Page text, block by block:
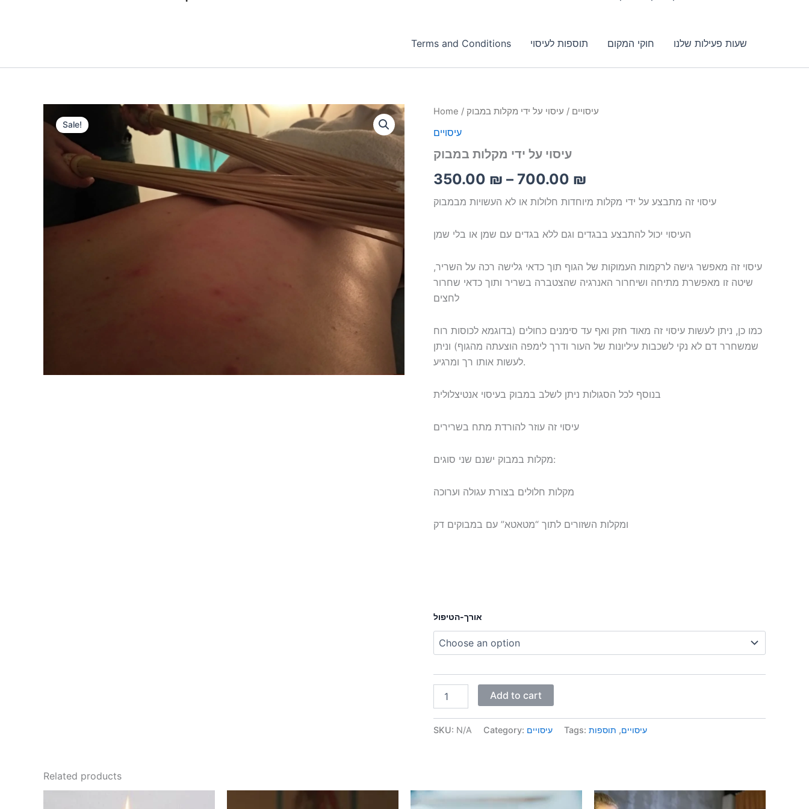
Terms and Conditions תוספות לעיסוי חוקי המקום שעות פעילות שלנו
Sale!
Home / עיסויים / עיסוי על ידי מקלות במבוק
עיסויים
עיסוי על ידי מקלות במבוק
350.00 ₪ – 700.00 ₪
Price
700.00 ₪
עיסוי זה מתבצע על ידי מקלות מיוחדות חלולות או לא העשויות מבמבוק
העיסוי יכול להתבצע בבגדים וגם ללא בגדים עם שמן או בלי שמן
עיסוי זה מאפשר גישה לרקמות העמוקות של הגוף תוך כדאי גלישה רכה על השריר,
שיטה זו מאפשרת מתיחה ושיחרור האנרגיה שהצטברה בשריר ותוך כדאי שחרור
לחצים
כמו כן, ניתן לעשות עיסוי זה מאוד חזק ואף עד סימנים כחולים (בדוגמא לכוסות רוח
שמשחרר דם לא נקי לשכבות עיליונות של העור ודרך לימפה הוצעתה מהגוף) וניתן
לעשות אותו רך ומרגיע.
בנוסף לכל הסגולות ניתן לשלב במבוק בעיסוי אנטיצלולית
עיסוי זה עוזר להורדת מתח בשרירים
מקלות במבוק ישנם שני סוגים:
מקלות חלולים בצורת עגולה וערוכה
ומקלות השזורים לתוך “מטאטא” עם במבוקים דק
אורך-הטיפול
עיסוי
ידי
במבוק
Add to cart
SKU: N/A Category: עיסויים Tags: עיסויים, תוספות
Related products
Price
range:
This
range: